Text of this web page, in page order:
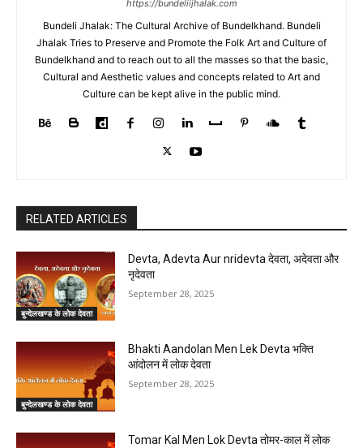
https://bundeliijhalak.com
Bundeli Jhalak: The Cultural Archive of Bundelkhand. Bundeli
Jhalak Tries to Preserve and Promote the Folk Art and Culture of
Bundelkhand and to reach out to all the masses so that the basic,
Cultural and Aesthetic values and concepts related to Art and
Culture can be kept alive in the public mind.
RELATED ARTICLES
बुन्देलखण्ड के लोक देवता
Devta, Adevta Aur nridevta देवता, अदेवता और
नृदेवता
September 28, 2025
बुन्देलखण्ड के लोक देवता
Bhakti Aandolan Men Lek Devta भक्ति
आंदोलन में लोक देवता
September 28, 2025
Tomar Kal Men Lok Devta तोमर-काल में लोक